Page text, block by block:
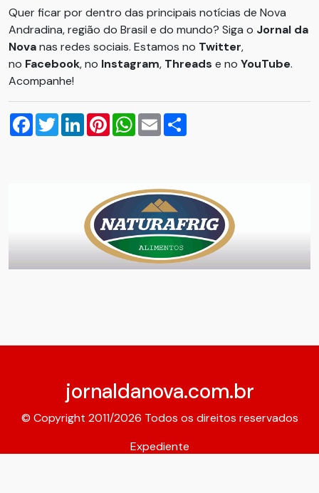
Quer ficar por dentro das principais notícias de Nova
Andradina, região do Brasil e do mundo? Siga o Jornal da
Novanas redes sociais. Estamos no Twitter,
no Facebook, no Instagram, Threads e no YouTube.
Acompanhe!
Facebook
TwitterLinkedInPinterestWhatsApp
Email
jornaldanova.com.br
© Copyright 2011/2026 Todos os direitos reservados
Expediente